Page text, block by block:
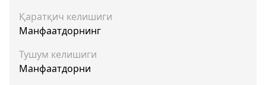
Қаратқич келишиги
Манфаатдорнинг
Тушум келишиги
Манфаатдорни